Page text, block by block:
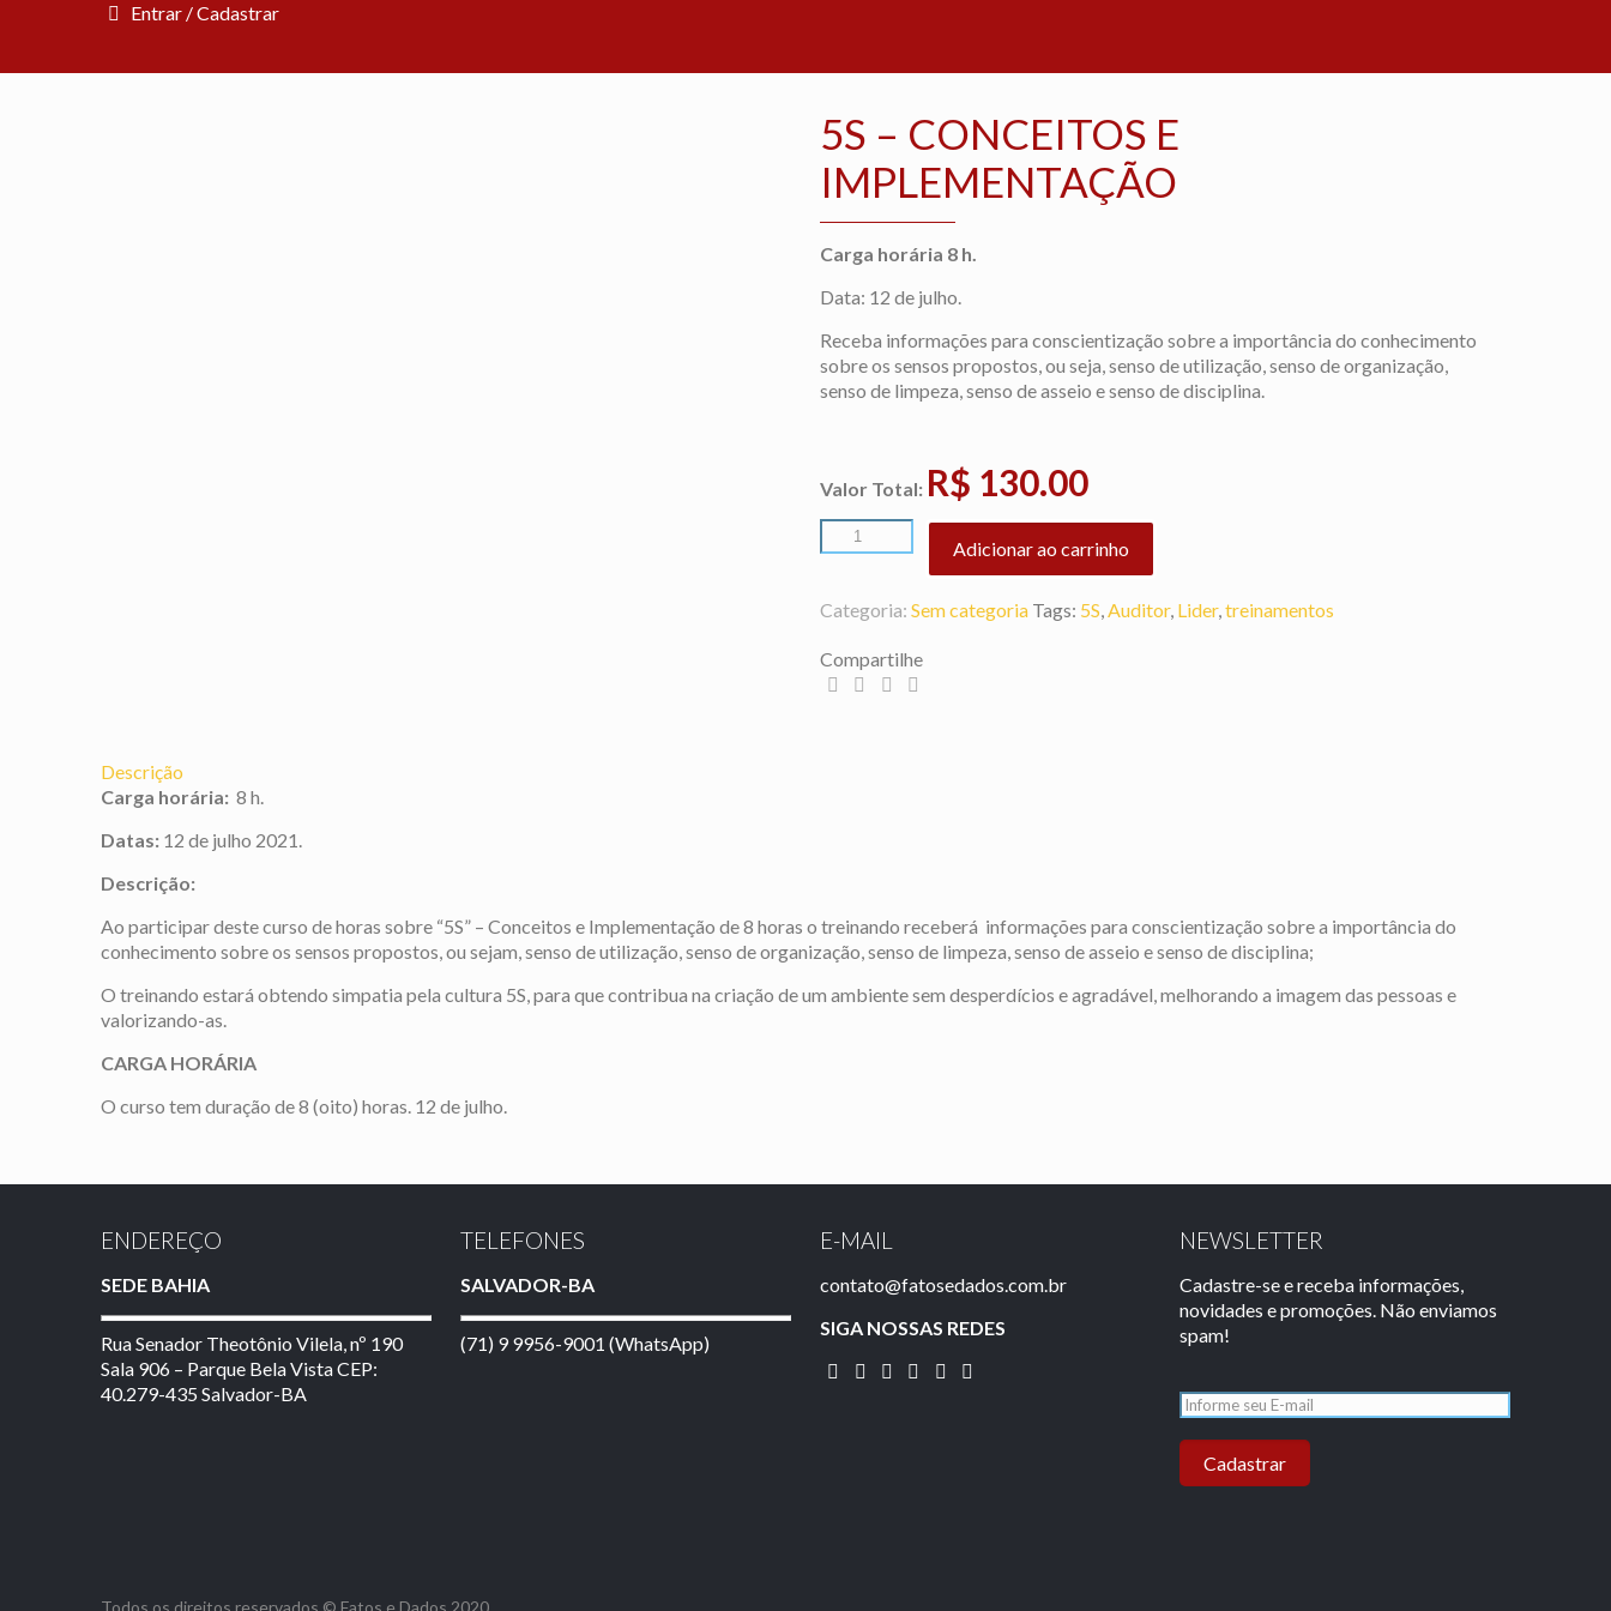
Entrar / Cadastrar
5S – CONCEITOS E
IMPLEMENTAÇÃO
Carga horária 8 h.
Data: 12 de julho.
Receba informações para conscientização sobre a importância do conhecimento
sobre os sensos propostos, ou seja, senso de utilização, senso de organização,
senso de limpeza, senso de asseio e senso de disciplina.
Valor Total: R$ 130.00
Adicionar ao carrinho
Categoria: Sem categoria Tags: 5S,Auditor, Lider,treinamentos
Compartilhe
Descrição
Carga horária: 8 h.
Datas: 12 de julho 2021.
Descrição:
Ao participar deste curso de horas sobre “5S” – Conceitos e Implementação de 8 horas o treinando receberá informações para conscientização sobre a importância do
conhecimento sobre os sensos propostos, ou sejam, senso de utilização, senso de organização, senso de limpeza, senso de asseio e senso de disciplina;
O treinando estará obtendo simpatia pela cultura 5S, para que contribua na criação de um ambiente sem desperdícios e agradável, melhorando a imagem das pessoas e
valorizando-as.
CARGA HORÁRIA
O curso tem duração de 8 (oito) horas. 12 de julho.
ENDEREÇO
SEDE BAHIA
Rua Senador Theotônio Vilela, nº 190
Sala 906 – Parque Bela Vista CEP:
40.279-435 Salvador-BA
TELEFONES
SALVADOR-BA
(71) 9 9956-9001 (WhatsApp)
E-MAIL
contato@fatosedados.com.br
SIGA NOSSAS REDES
NEWSLETTER
Cadastre-se e receba informações,
novidades e promoções. Não enviamos
spam!
Todos os direitos reservados © Fatos e Dados 2020